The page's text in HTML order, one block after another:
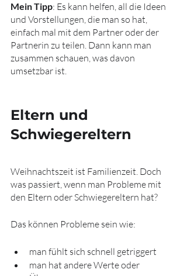
Mein Tipp: Es kann helfen, all die Ideen
und Vorstellungen, die man so hat,
einfach mal mit dem Partner oder der
Partnerin zu teilen. Dann kann man
zusammen schauen, was davon
umsetzbar ist.
Eltern und
Schwiegereltern
Weihnachtszeit ist Familienzeit. Doch
was passiert, wenn man Probleme mit
den Eltern oder Schwiegereltern hat?
Das können Probleme sein wie:
man fühlt sich schnell getriggert
man hat andere Werte oder